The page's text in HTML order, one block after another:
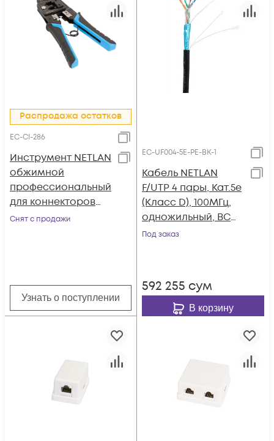
Распродажа остатков
EC-CI-286
Инструмент NETLAN
обжимной
профессиональный
для коннекторов
RJ45, RJ12, RJ11
Снят с продажи
Узнать о поступлении
EC-UF004-5E-PE-BK-1
Кабель NETLAN
F/UTP 4 пары, Кат.5e
(Класс D), 100МГц,
одножильный, BC
(чистая медь),
Под заказ
592 255 сум
В корзину